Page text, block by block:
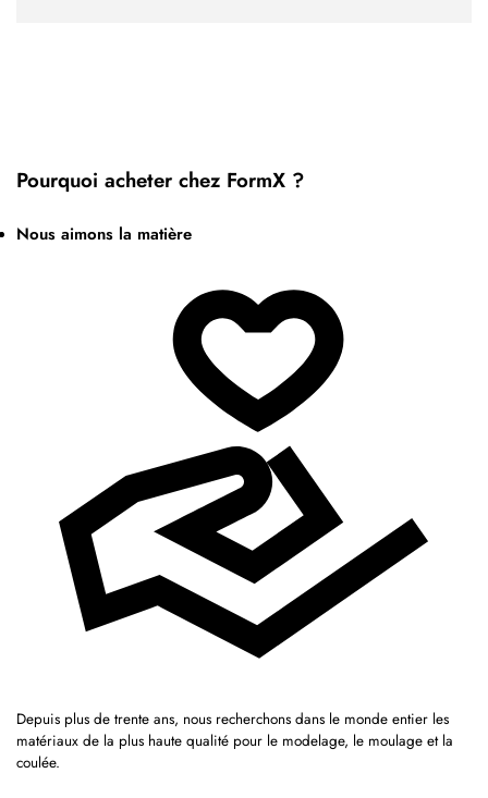
Pourquoi acheter chez FormX ?
Nous aimons la matière
Depuis plus de trente ans, nous recherchons dans le monde entier les
matériaux de la plus haute qualité pour le modelage, le moulage et la
coulée.